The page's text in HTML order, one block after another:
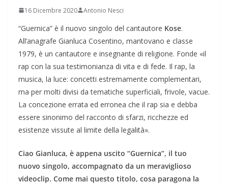
16 Dicembre 2020 Antonio Nesci
“Guernica” è il nuovo singolo del cantautore Kose.
All’anagrafe Gianluca Cosentino, mantovano e classe
1979, è un cantautore e insegnante di religione. Fonde «il
rap con la sua testimonianza di vita e di fede. Il rap, la
musica, la luce: concetti estremamente complementari,
ma per molti divisi da tematiche superficiali, frivole, vacue.
La concezione errata ed erronea che il rap sia e debba
essere sinonimo del racconto di sfarzi, ricchezze ed
esistenze vissute al limite della legalità».
Ciao Gianluca, è appena uscito “Guernica”, il tuo
nuovo singolo, accompagnato da un meraviglioso
videoclip. Come mai questo titolo, cosa paragona la